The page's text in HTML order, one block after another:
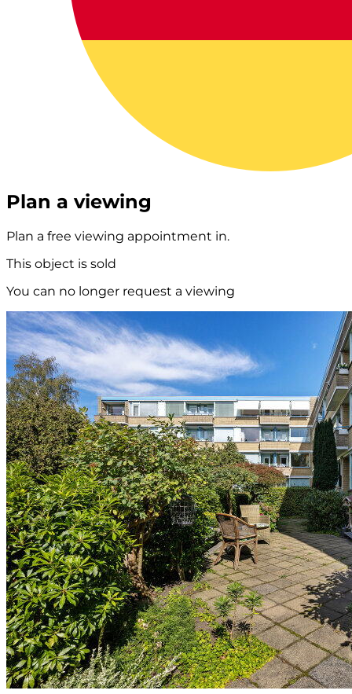
Plan a viewing
Plan a free viewing appointment in.
This object is sold
You can no longer request a viewing